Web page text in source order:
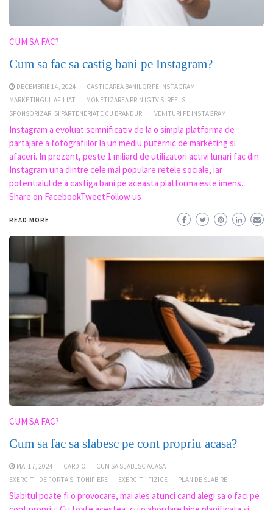
CUM SA FAC?
Cum sa fac sa castig bani pe Instagram?
DECEMBRIE 14, 2024
CASTIGAREA BANILOR PE INSTAGRAM
MARKETINGUL AFILIAT
MONETIZAREA PRIN IGTV SI REELS
SPONSORIZARI SI PARTENERIATE CU BRANDURI
VENITURI PE INSTAGRAM
Instagram a evoluat semnificativ de la o simpla platforma de
partajare a fotografiilor la un mediu puternic de marketing si
afaceri. In prezent, peste 1 miliard de utilizatori activi lunari fac din
Instagram una dintre cele mai populare retele sociale, iar
potentialul de a castiga bani pe aceasta platforma este imens.
Share on FacebookTweetFollow us
READ MORE
CUM SA FAC?
Cum sa fac sa slabesc pe cont propriu acasa?
MAI 17, 2024 CARDIO
CUM SA SLABESC ACASA
EXERCITII DE FORTA SI TONIFIERE
EXERCITII FIZICE PLAN DE SLABIRE
Slabitul poate fi o provocare, mai ales atunci cand alegi sa o faci pe